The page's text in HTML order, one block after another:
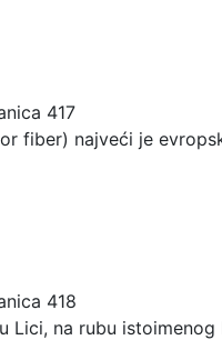
417
fiber) najveći je
418
Lici, na rubu